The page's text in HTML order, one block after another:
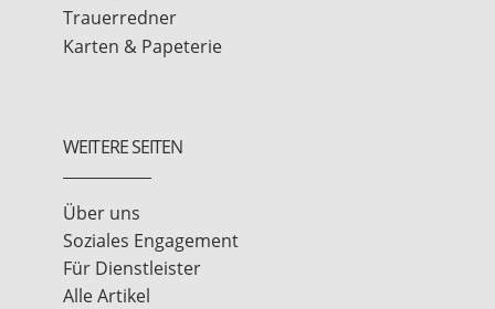
Trauerredner
Karten & Papeterie
WEITERE SEITEN
Über uns
Soziales Engagement
Für Dienstleister
Alle Artikel